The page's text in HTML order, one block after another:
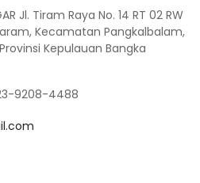
Jl. Tiram Raya No. 14 RT 02 RW
Kecamatan Pangkalbalam,
Kepulauan Bangka
9208-4488